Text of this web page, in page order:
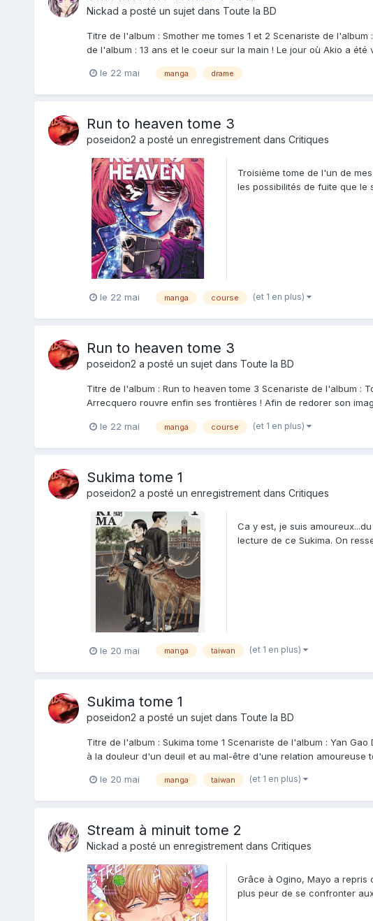
Nickad a posté un sujet dans Toute la BD
Titre de l'album : Smother me tomes 1 et 2 Scenariste de
de l'album : 13 ans et le coeur sur la main ! Le jour où Akio a été
le 22 mai manga drame
Run to heaven tome 3
poseidon2 a posté un enregistrement dans Critiques
Troisième tome de l'un de
les possibilités de fuite que le
le 22 mai manga course (et 1 en plus)
Run to heaven tome 3
poseidon2 a posté un sujet dans Toute la BD
Titre de l'album : Run to heaven tome 3 Scenariste de l'album :
Arrecquero rouvre enfin ses frontières ! Afin de redorer son
le 22 mai manga course (et 1 en plus)
Sukima tome 1
poseidon2 a posté un enregistrement dans Critiques
Ca y est, je suis
lecture de ce Sukima. On
le 20 mai manga taiwan (et 1 en plus)
Sukima tome 1
poseidon2 a posté un sujet dans Toute la BD
Titre de l'album : Sukima tome 1 Scenariste de l'album : Yan
à la douleur d'un deuil et au mal-être d'une relation amoureuse
le 20 mai manga taiwan (et 1 en plus)
Stream à minuit tome 2
Nickad a posté un enregistrement dans Critiques
Grâce à Ogino, Mayo a repris
plus peur de se confronter